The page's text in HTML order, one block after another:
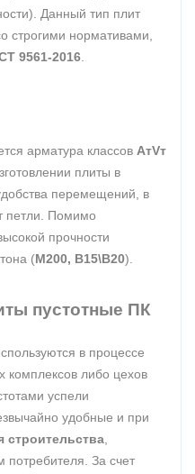
Данный тип плит
строгими нормативами,
9561-2016
арматура классов АтVт
плиты в
перемещений, в
петли. Помимо
прочности
(М200, В15\В20).
пустотные ПК
в процессе
комплексов либо цехов
успели
удобные и при
строительства
потребителя. За счет